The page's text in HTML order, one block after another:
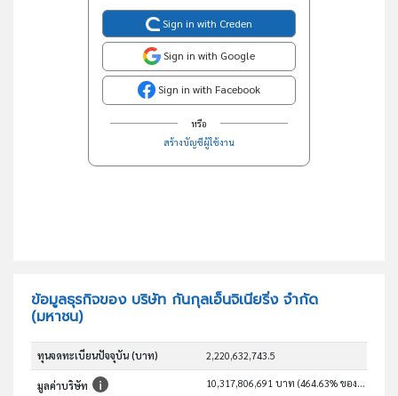
Sign in with Creden
Sign in with Google
Sign in with Facebook
หรือ
สร้างบัญชีผู้ใช้งาน
ข้อมูลธุรกิจของ บริษัท กันกุลเอ็นจิเนียริ่ง จำกัด
(มหาชน)
ทุนจดทะเบียนปัจจุบัน (บาท) 2,220,632,743.5
มูลค่าบริษัท 10,317,806,691 บาท (464.63% ของทุน)